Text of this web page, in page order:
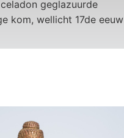
geglazuurde
kom, wellicht 17de eeuw